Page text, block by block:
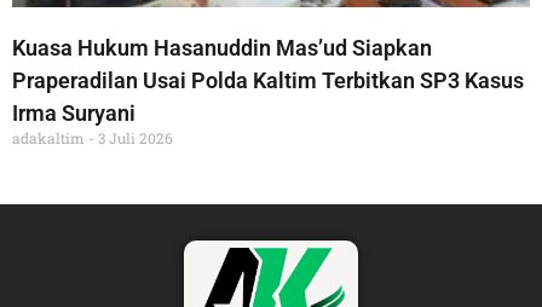
Kuasa Hukum Hasanuddin Mas’ud Siapkan
Praperadilan Usai Polda Kaltim Terbitkan SP3 Kasus
Irma Suryani
adakaltim 3 Juli 2026